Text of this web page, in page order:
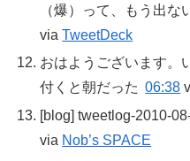
（爆）って、もう出な
viaTweetDeck
おはようございます。
付くと朝だった 06:38
[blog] tweetlog-2010-
via Nob’s SPACE